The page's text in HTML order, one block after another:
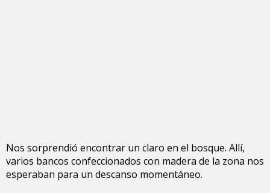
Nos sorprendió encontrar un claro en el bosque. Allí,
varios bancos confeccionados con madera de la zona nos
esperaban para un descanso momentáneo.